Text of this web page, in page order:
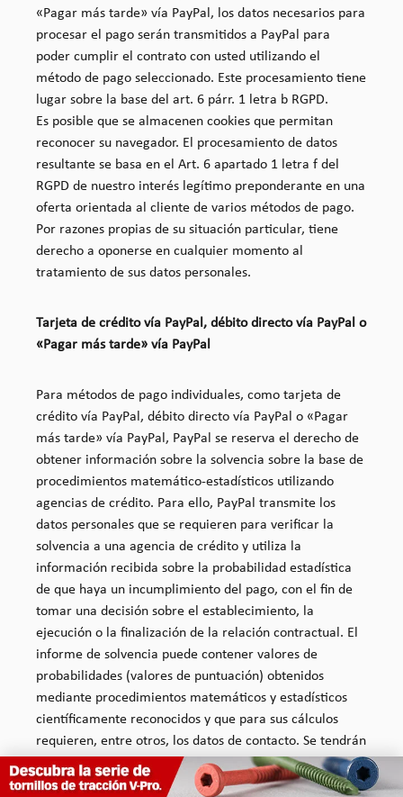
«Pagar más tarde» vía PayPal, los datos necesarios para
procesar el pago serán transmitidos a PayPal para
poder cumplir el contrato con usted utilizando el
método de pago seleccionado. Este procesamiento tiene
lugar sobre la base del art. 6 párr. 1 letra b RGPD.
Es posible que se almacenen cookies que permitan
reconocer su navegador. El procesamiento de datos
resultante se basa en el Art. 6 apartado 1 letra f del
RGPD de nuestro interés legítimo preponderante en una
oferta orientada al cliente de varios métodos de pago.
Por razones propias de su situación particular, tiene
derecho a oponerse en cualquier momento al
tratamiento de sus datos personales.
Tarjeta de crédito vía PayPal, débito directo vía PayPal o
«Pagar más tarde» vía PayPal
Para métodos de pago individuales, como tarjeta de
crédito vía PayPal, débito directo vía PayPal o «Pagar
más tarde» vía PayPal, PayPal se reserva el derecho de
obtener información sobre la solvencia sobre la base de
procedimientos matemático-estadísticos utilizando
agencias de crédito. Para ello, PayPal transmite los
datos personales que se requieren para verificar la
solvencia a una agencia de crédito y utiliza la
información recibida sobre la probabilidad estadística
de que haya un incumplimiento del pago, con el fin de
tomar una decisión sobre el establecimiento, la
ejecución o la finalización de la relación contractual. El
informe de solvencia puede contener valores de
probabilidades (valores de puntuación) obtenidos
mediante procedimientos matemáticos y estadísticos
científicamente reconocidos y que para sus cálculos
requieren, entre otros, los datos de contacto. Se tendrán
en cuenta sus intereses legítimos conforme a las
disposiciones legales. El propósito del procesamiento de